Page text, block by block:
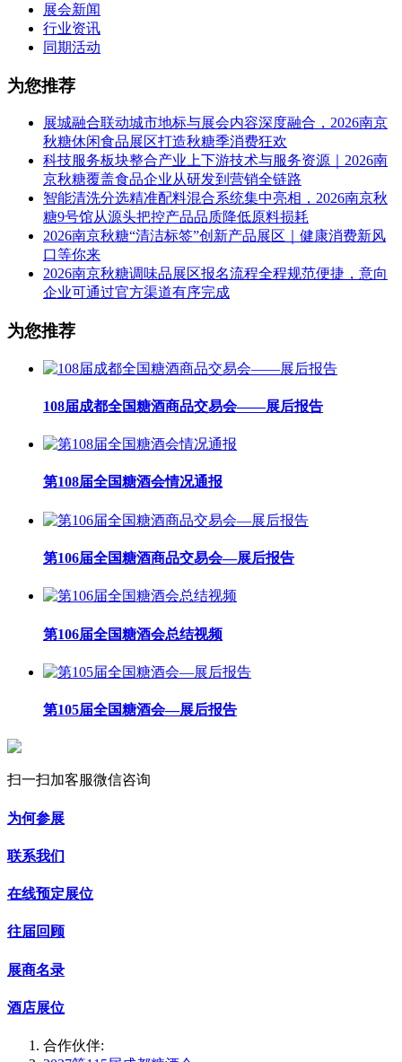
展会新闻
行业资讯
同期活动
为您推荐
展城融合联动城市地标与展会内容深度融合，2026南京
秋糖休闲食品展区打造秋糖季消费狂欢
科技服务板块整合产业上下游技术与服务资源｜2026南
京秋糖覆盖食品企业从研发到营销全链路
智能清洗分选精准配料混合系统集中亮相，2026南京秋
糖9号馆从源头把控产品品质降低原料损耗
2026南京秋糖“清洁标签”创新产品展区｜健康消费新风
口等你来
2026南京秋糖调味品展区报名流程全程规范便捷，意向
企业可通过官方渠道有序完成
为您推荐
108届成都全国糖酒商品交易会——展后报告
第108届全国糖酒会情况通报
第106届全国糖酒商品交易会—展后报告
第106届全国糖酒会总结视频
第105届全国糖酒会—展后报告
扫一扫加客服微信咨询
为何参展
联系我们
在线预定展位
往届回顾
展商名录
酒店展位
合作伙伴: